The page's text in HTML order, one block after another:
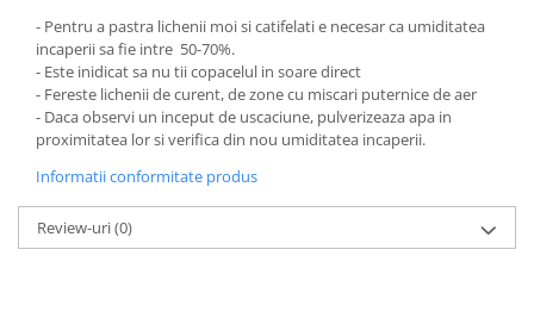
- Pentru a pastra lichenii moi si catifelati e necesar ca umiditatea
incaperii sa fie intre 50-70%.
- Este inidicat sa nu tii copacelul in soare direct
- Fereste lichenii de curent, de zone cu miscari puternice de aer
- Daca observi un inceput de uscaciune, pulverizeaza apa in
proximitatea lor si verifica din nou umiditatea incaperii.
Informatii conformitate produs
Review-uri(0)